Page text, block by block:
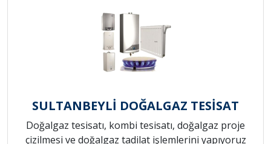
SULTANBEYLİ DOĞALGAZ TESİSAT
Doğalgaz tesisatı, kombi tesisatı, doğalgaz proje
çizilmesi ve doğalgaz tadilat işlemlerini yapıyoruz